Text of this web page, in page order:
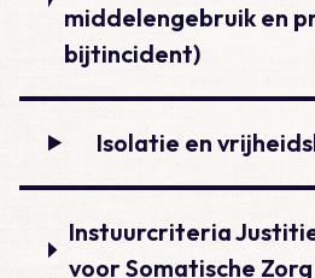
middelengebruik en
bijtincident)
Isolatie en
Instuurcriteria
voor Somatische Zorg